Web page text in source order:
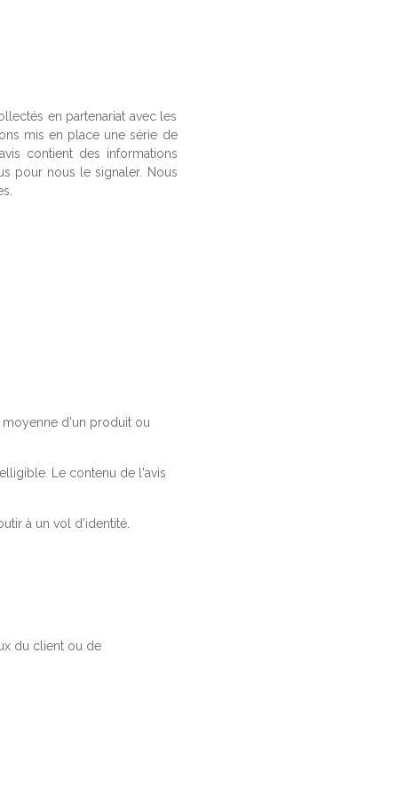
en partenariat avec les
mis en place une série de
contient des informations
pour nous le signaler. Nous
moyenne d'un produit ou
Le contenu de l'avis
à un vol d'identité.
du client ou de